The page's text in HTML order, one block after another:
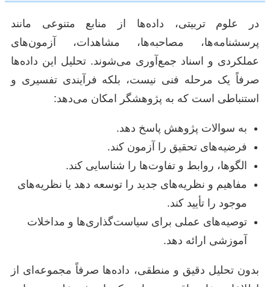
در علوم تربیتی، داده‌ها از منابع متنوعی مانند
پرسشنامه‌ها، مصاحبه‌ها، مشاهدات، آزمون‌های
عملکردی و اسناد جمع‌آوری می‌شوند. تحلیل این داده‌ها
صرفاً یک مرحله فنی نیست، بلکه فرآیندی تفسیری و
استنباطی است که به پژوهشگر امکان می‌دهد:
به سوالات پژوهش پاسخ دهد.
فرضیه‌های تحقیق را آزمون کند.
الگوها، روابط و تفاوت‌ها را شناسایی کند.
مفاهیم و نظریه‌های جدید را توسعه دهد یا نظریه‌های
موجود را تأیید کند.
توصیه‌های عملی برای سیاست‌گذاری‌ها و مداخلات
آموزشی ارائه دهد.
بدون تحلیل دقیق و منطقی، داده‌ها صرفاً مجموعه‌ای از